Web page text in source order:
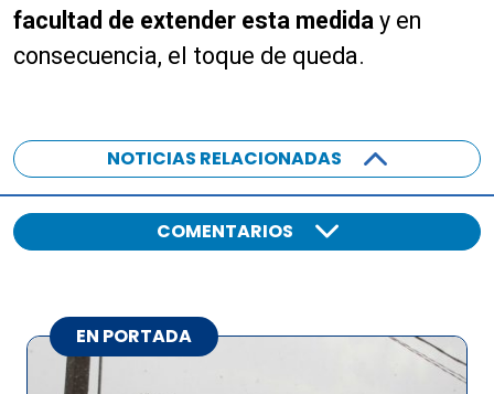
facultad de extender esta medida y en
consecuencia, el toque de queda.
NOTICIAS RELACIONADAS
COMENTARIOS
EN PORTADA